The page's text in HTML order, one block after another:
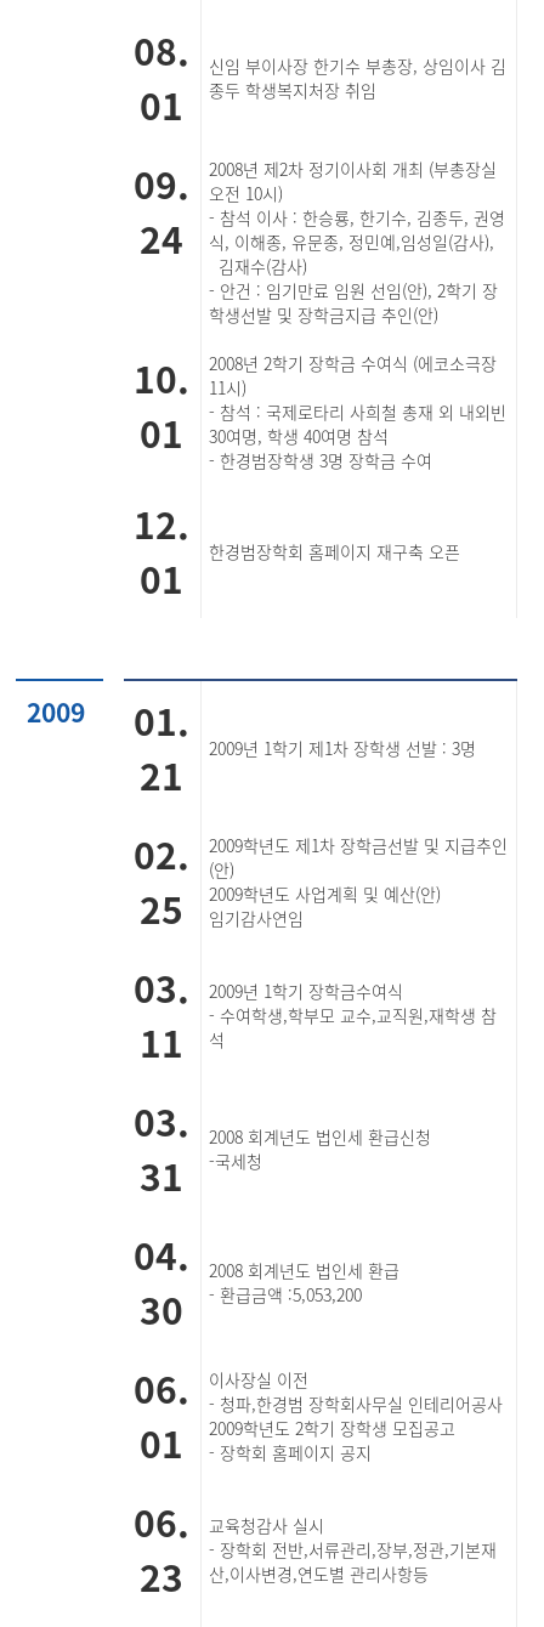
08.
01
신임 부이사장 한기수 부총장, 상임이사 김
종두 학생복지처장 취임
09.
24
2008년 제2차 정기이사회 개최 (부총장실
오전 10시)
- 참석 이사 : 한승룡, 한기수, 김종두, 권영
식, 이해종, 유문종, 정민예,임성일(감사),
김재수(감사)
- 안건 : 임기만료 임원 선임(안), 2학기 장
학생선발 및 장학금지급 추인(안)
10.
01
2008년 2학기 장학금 수여식 (에코소극장
11시)
- 참석 : 국제로타리 사희철 총재 외 내외빈
30여명, 학생 40여명 참석
- 한경범장학생 3명 장학금 수여
12.
01
한경범장학회 홈페이지 재구축 오픈
2009
01.
21
2009년 1학기 제1차 장학생 선발 : 3명
02.
25
2009학년도 제1차 장학금선발 및 지급추인
(안)
2009학년도 사업계획 및 예산(안)
임기감사연임
03.
11
2009년 1학기 장학금수여식
- 수여학생,학부모 교수,교직원,재학생 참
석
03.
31
2008 회계년도 법인세 환급신청
-국세청
04.
30
2008 회계년도 법인세 환급
- 환급금액 :5,053,200
06.
01
이사장실 이전
- 청파,한경범 장학회사무실 인테리어공사
2009학년도 2학기 장학생 모집공고
- 장학회 홈페이지 공지
06.
23
교육청감사 실시
- 장학회 전반,서류관리,장부,정관,기본재
산,이사변경,연도별 관리사항등